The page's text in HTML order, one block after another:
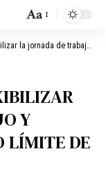
Aa
y cambiar el histórico límite de ocho horas diarias
Y
LÍMITE DE